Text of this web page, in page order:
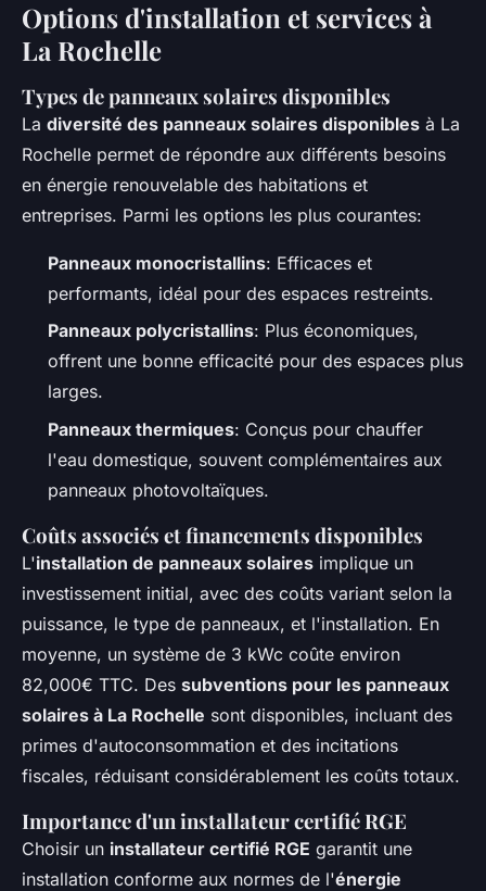
Options d'installation et services à
La Rochelle
Types de panneaux solaires disponibles
La diversité des panneaux solaires disponibles à La
Rochelle permet de répondre aux différents besoins
en énergie renouvelable des habitations et
entreprises. Parmi les options les plus courantes:
Panneaux monocristallins: Efficaces et
performants, idéal pour des espaces restreints.
Panneaux polycristallins: Plus économiques,
offrent une bonne efficacité pour des espaces plus
larges.
Panneaux thermiques: Conçus pour chauffer
l'eau domestique, souvent complémentaires aux
panneaux photovoltaïques.
Coûts associés et financements disponibles
L'installation de panneaux solaires implique un
investissement initial, avec des coûts variant selon la
puissance, le type de panneaux, et l'installation. En
moyenne, un système de 3 kWc coûte environ
82,000€ TTC. Des subventions pour les panneaux
solaires à La Rochelle sont disponibles, incluant des
primes d'autoconsommation et des incitations
fiscales, réduisant considérablement les coûts totaux.
Importance d'un installateur certifié RGE
Choisir un installateur certifié RGE garantit une
installation conforme aux normes de l'énergie